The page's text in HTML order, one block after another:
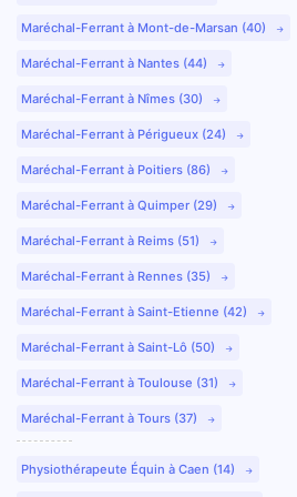
Maréchal-Ferrant à Mont-de-Marsan (40)
Maréchal-Ferrant à Nantes (44)
Maréchal-Ferrant à Nîmes (30)
Maréchal-Ferrant à Périgueux (24)
Maréchal-Ferrant à Poitiers (86)
Maréchal-Ferrant à Quimper (29)
Maréchal-Ferrant à Reims (51)
Maréchal-Ferrant à Rennes (35)
Maréchal-Ferrant à Saint-Etienne (42)
Maréchal-Ferrant à Saint-Lô (50)
Maréchal-Ferrant à Toulouse (31)
Maréchal-Ferrant à Tours (37)
Physiothérapeute Équin à Caen (14)